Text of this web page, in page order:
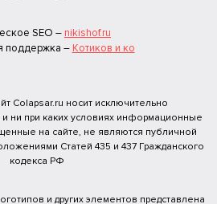
SEO – nikishof.ru
поддержка – Котиков и ко
Colapsar.ru носит исключительно
ни при каких условиях информационные
на сайте, не являются публичной
Статей 435 и 437 Гражданского
кодекса РФ
и других элементов представлена